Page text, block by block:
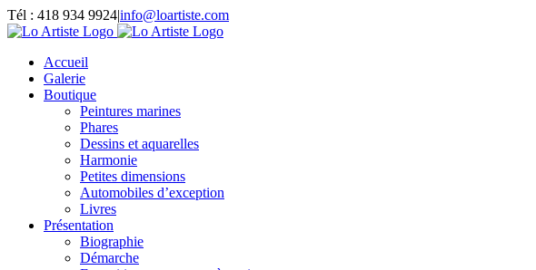
Passer
au
Tél : 418 934 9924|info@loartiste.com
Facebook
Instagram
Email
Pinterest
YouTube
Accueil
Galerie
Boutique
Peintures marines
Phares
Dessins et aquarelles
Harmonie
Petites dimensions
Automobiles d’exception
Livres
Présentation
Biographie
Démarche